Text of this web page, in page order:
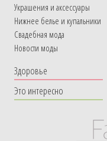
Украшения и аксессуары
Нижнее белье и купальники
Свадебная мода
Новости моды
Здоровье
Это интересно